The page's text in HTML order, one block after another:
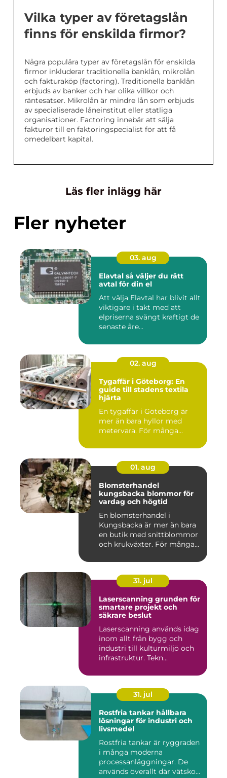
Vilka typer av företagslån
finns för enskilda firmor?
Några populära typer av företagslån för enskilda
firmor inkluderar traditionella banklån, mikrolån
och fakturaköp (factoring). Traditionella banklån
erbjuds av banker och har olika villkor och
räntesatser. Mikrolån är mindre lån som erbjuds
av specialiserade låneinstitut eller statliga
organisationer. Factoring innebär att sälja
fakturor till en faktoringspecialist för att få
omedelbart kapital.
Läs fler inlägg här
Fler nyheter
03. aug
Elavtal så väljer du rätt
avtal för din el
Att välja Elavtal har blivit allt
viktigare i takt med att
elpriserna svängt kraftigt de
senaste åre...
02. aug
Tygaffär i Göteborg: En
guide till stadens textila
hjärta
En tygaffär i Göteborg är
mer än bara hyllor med
metervara. För många...
01. aug
Blomsterhandel
kungsbacka blommor för
vardag och högtid
En blomsterhandel i
Kungsbacka är mer än bara
en butik med snittblommor
och krukväxter. För många
31. jul
Laserscanning grunden för
smartare projekt och
säkrare beslut
Laserscanning används idag
inom allt från bygg och
industri till kulturmiljö och
infrastruktur. Tekn...
31. jul
Rostfria tankar hållbara
lösningar för industri och
livsmedel
Rostfria tankar är ryggraden
i många moderna
processanläggningar. De
används överallt där vätskor,